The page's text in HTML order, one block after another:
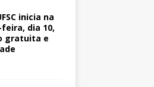
inicia na
dia 10,
gratuita e